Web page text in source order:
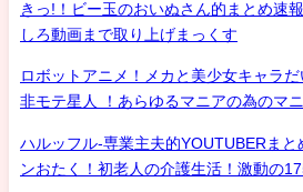
きっ!！ビー玉のおいぬさん的まとめ速
しろ動画まで取り上げまっくす
ロボットアニメ！メカと美少女キャラ
非モテ星人 ！あらゆるマニアの為のマ
ハルッフル-専業主夫的YOUTUBERまと
ンおたく！初老人の介護生活！激動の